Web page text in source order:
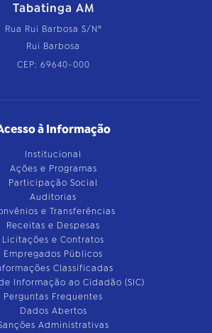
Tabatinga AM
Rua Rui Barbosa S/Nº
Rui Barbosa
CEP: 69640-000
à Informação
Institucional
Ações e Programas
Participação Social
Auditorias
e Transferências
Receitas e Despesas
Licitações e Contratos
Empregados Públicos
Classificadas
Informação ao Cidadão (SIC)
Perguntas Frequentes
Dados Abertos
Administrativas